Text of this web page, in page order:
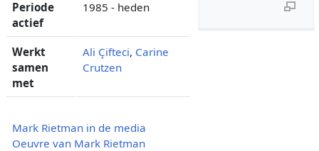
Periode
actief
1985 - heden
Werkt
samen
met
Ali Çifteci, Carine
Crutzen
Mark Rietman in de media
Oeuvre van Mark Rietman